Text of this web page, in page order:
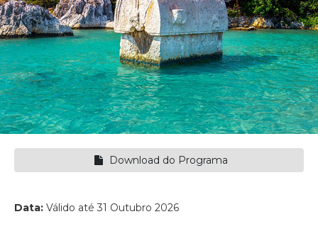
Download do Programa
Data: Válido até 31 Outubro 2026